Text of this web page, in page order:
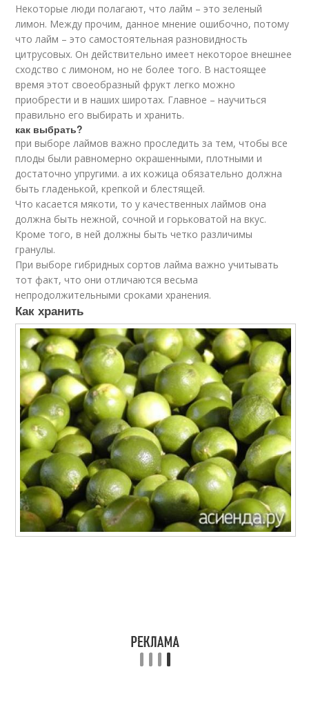
Некоторые люди полагают, что лайм – это зеленый
лимон. Между прочим, данное мнение ошибочно, потому
что лайм – это самостоятельная разновидность
цитрусовых. Он действительно имеет некоторое внешнее
сходство с лимоном, но не более того. В настоящее
время этот своеобразный фрукт легко можно
приобрести и в наших широтах. Главное – научиться
правильно его выбирать и хранить.
как выбрать?
при выборе лаймов важно проследить за тем, чтобы все
плоды были равномерно окрашенными, плотными и
достаточно упругими. а их кожица обязательно должна
быть гладенькой, крепкой и блестящей.
Что касается мякоти, то у качественных лаймов она
должна быть нежной, сочной и горьковатой на вкус.
Кроме того, в ней должны быть четко различимы
гранулы.
При выборе гибридных сортов лайма важно учитывать
тот факт, что они отличаются весьма
непродолжительными сроками хранения.
Как хранить